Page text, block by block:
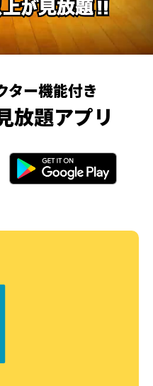
ター機能付き
放題アプリ